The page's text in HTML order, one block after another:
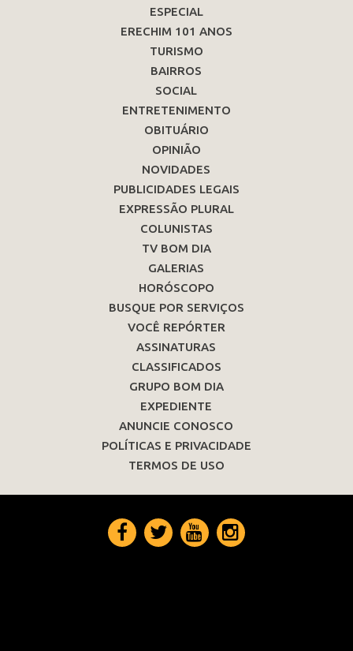
ESPECIAL
ERECHIM 101 ANOS
TURISMO
BAIRROS
SOCIAL
ENTRETENIMENTO
OBITUÁRIO
OPINIÃO
NOVIDADES
PUBLICIDADES LEGAIS
EXPRESSÃO PLURAL
COLUNISTAS
TV BOM DIA
GALERIAS
HORÓSCOPO
BUSQUE POR SERVIÇOS
VOCÊ REPÓRTER
ASSINATURAS
CLASSIFICADOS
GRUPO BOM DIA
EXPEDIENTE
ANUNCIE CONOSCO
POLÍTICAS E PRIVACIDADE
TERMOS DE USO